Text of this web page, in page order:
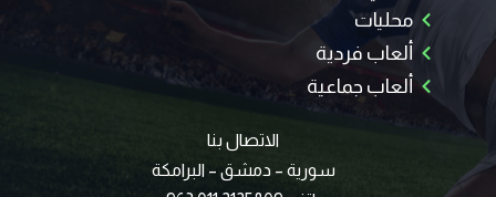
محليات
ألعاب فردية
ألعاب جماعية
الاتصال بنا
سورية – دمشق – البرامكة